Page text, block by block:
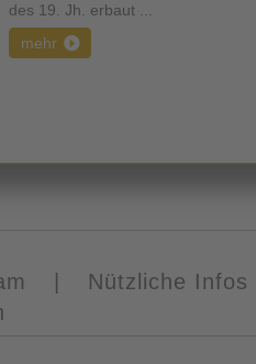
des 19. Jh. erbaut ...
mehr
Nützliche Infos